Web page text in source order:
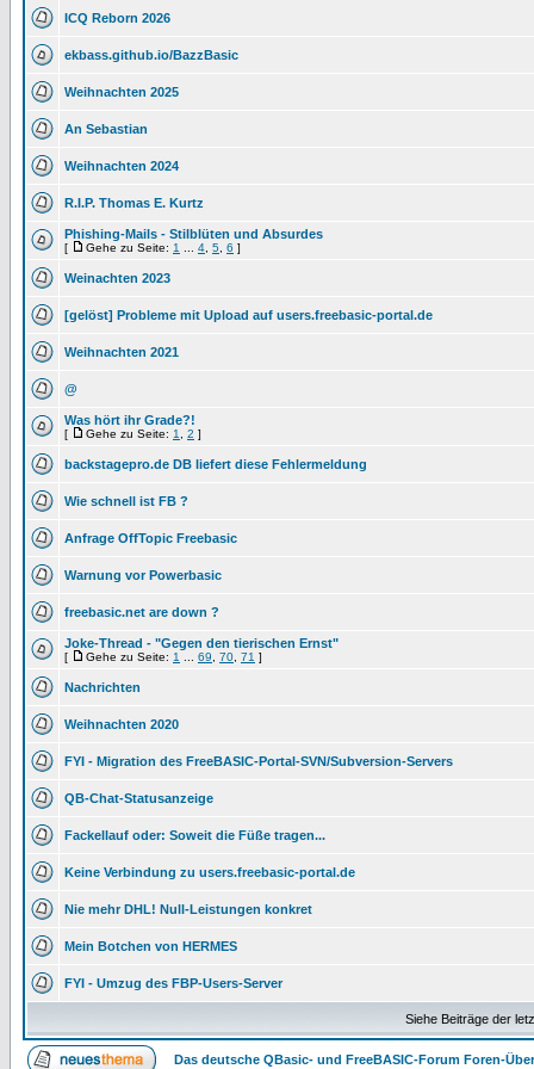
ICQ Reborn 2026
ekbass.github.io/BazzBasic
Weihnachten 2025
An Sebastian
Weihnachten 2024
R.I.P. Thomas E. Kurtz
Phishing-Mails - Stilblüten und Absurdes
[ Gehe zu Seite: 1 4 5 6 ]
Weinachten 2023
[gelöst] Probleme mit Upload auf users.freebasic-portal.de
Weihnachten 2021
@
Was hört ihr Grade?!
[ Gehe zu Seite: 1 2 ]
backstagepro.de DB liefert diese Fehlermeldung
Wie schnell ist FB ?
Anfrage OffTopic Freebasic
Warnung vor Powerbasic
freebasic.net are down ?
Joke-Thread - "Gegen den tierischen Ernst"
[ Gehe zu Seite: 1 69 70 71 ]
Nachrichten
Weihnachten 2020
FYI - Migration des FreeBASIC-Portal-SVN/Subversion-Servers
QB-Chat-Statusanzeige
Fackellauf oder: Soweit die Füße tragen...
Keine Verbindung zu users.freebasic-portal.de
Nie mehr DHL! Null-Leistungen konkret
Mein Botchen von HERMES
FYI - Umzug des FBP-Users-Server
Siehe Beiträge der
Das deutsche QBasic- und FreeBASIC-Forum Foren-